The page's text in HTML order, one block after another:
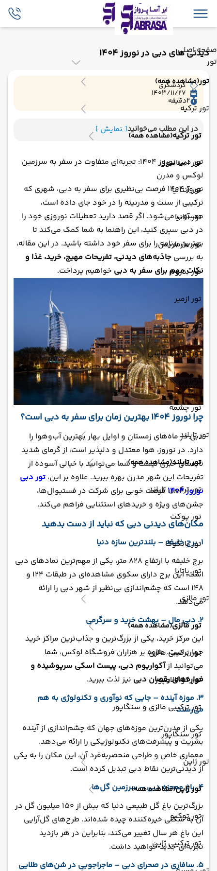
صفحه اصلی
تور
تور(مشاهده همه)
تور ترکیه
تور ترکیه(مشاهده همه)
تور استانبول
تور آنتالیا
تور آلانیا
تور مارماریس
تور بدروم
تور ازمیر
تور فتحیه
تور کوش آداسی
ترابزون
تور چشمه
تور تایلند
تور تایلند(مشاهده همه)
تور ترکیبی تایلند
تور پوکت
تور بانکوک
تور پاتایا
تور مالزی
تور مالزی(مشاهده همه)
تور ترکیبی مالزی
تور کوالالامپور
تور ترکیبی مالزی و سنگاپور
تور سنگاپور
تور ژاپن
تور ژاپن(مشاهده همه)
تور توکیو
تور ترکیبی ژاپن
دیدنی های دبی در نوروز 1404
گردشگری
1403/11/27
2دقیقه
در این مطلب می‌خوانید[ نمایش ]
تور دبی نوروز 1404: تجربه‌ای متفاوت در سفر به سرزمین
لوکس و مدرن
نوروز 1404 فرصت بی‌نظیری برای سفر به دبی، شهری که
ترکیبی از سنت و مدرنیته را در خود جای داده است،
محسوب می‌شود. اگر قصد دارید تعطیلات نوروزی خود را
در دبی سپری کنید، این راهنما به شما کمک می‌کند تا
بهترین برنامه را برای سفر خود داشته باشید. در این مقاله،
به بررسی جاذبه‌های دیدنی، تفریحات مهیج، خرید، غذا و
نکات مهم برای سفر به دبی خواهیم پرداخت.
چرا نوروز 1404 بهترین زمان برای سفر به دبی است؟
دبی در ماه‌های زمستان و اوایل بهار بهترین آب‌وهوا را
دارد. در نوروز، هوا معتدل و دلپذیر است، از گرمای شدید
تابستان خبری نیست و شما می‌توانید با خیالی آسوده از
تفریحات این شهر مدرن بهره ببرید. علاوه بر این، تور دبی
نوروز 1404
فرصت خوبی برای شرکت در فستیوال‌ها،
جشن‌های ویژه و خریدهای استثنایی فراهم می‌کند.
مکان‌های دیدنی دبی که نباید از دست بدهید
1. برج خلیفه – بلندترین سازه دنیا
برج خلیفه با ارتفاع 828 متر، یکی از مهم‌ترین نمادهای دبی
است. این برج دارای سکوی مشاهده‌ای در طبقات 124 و
148 است که چشم‌اندازی بی‌نظیر از شهر دبی را ارائه
می‌دهد.
2. دبی مال – بهشت خرید و سرگرمی
این مرکز خرید، یکی از بزرگ‌ترین و جذاب‌ترین مراکز خرید
جهان است. علاوه بر هزاران فروشگاه لوکس، شما
می‌توانید ازآکواریوم دبی، پیست اسکی سرپوشیده و
فواره‌های رقصان دبی نیز لذت ببرید.
3. موزه آینده – جایی که نوآوری و تکنولوژی به هم
می‌رسند
یکی از مدرن‌ترین موزه‌های جهان که چشم‌اندازی از آینده
بشریت و پیشرفت‌های تکنولوژیکی را ارائه می‌دهد.
معماری خاص و طراحی منحصر‌به‌فرد آن، این مکان را به یکی
از دیدنی‌ترین نقاط دبی تبدیل کرده است.
4. باغ معجزه دبی – سرزمین گل‌ها
بزرگ‌ترین باغ گل طبیعی دنیا که بیش از 150 میلیون گل در
آن به شکلی خیره‌کننده چیده شده‌اند. طرح‌های گل‌آرایی
این باغ هر سال تغییر می‌کند، بنابراین در هر بازدید
تجربه‌ای جدید خواهید داشت.
5. سافاری در صحرای دبی – ماجراجویی در شن‌های طلایی